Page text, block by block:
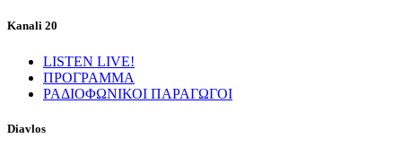
Kanali 20
LISTEN LIVE!
ΠΡΟΓΡΑΜΜΑ
ΡΑΔΙΟΦΩΝΙΚΟΙ ΠΑΡΑΓΩΓΟΙ
Diavlos